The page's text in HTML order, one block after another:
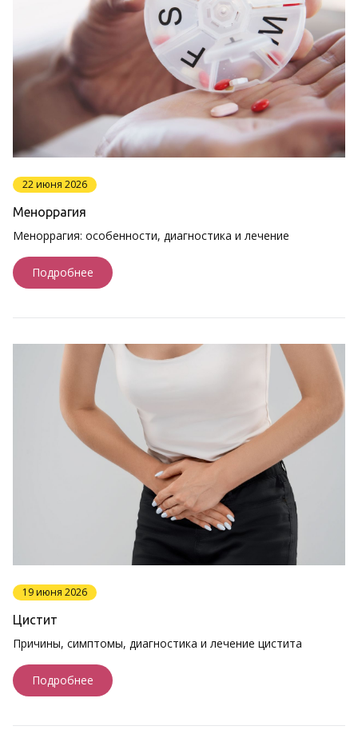
22 июня 2026
Меноррагия
Меноррагия: особенности, диагностика и лечение
Подробнее
19 июня 2026
Цистит
Причины, симптомы, диагностика и лечение цистита
Подробнее